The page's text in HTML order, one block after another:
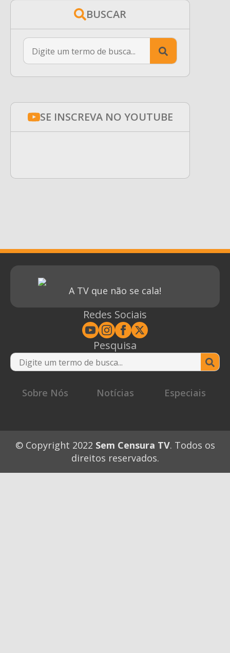
BUSCAR
Search
SE INSCREVA NO YOUTUBE
A TV que não se cala!
Redes Sociais
Pesquisa
Sobre Nós
Notícias Especiais
© Copyright 2022 Sem Censura TV. Todos os
direitos reservados.